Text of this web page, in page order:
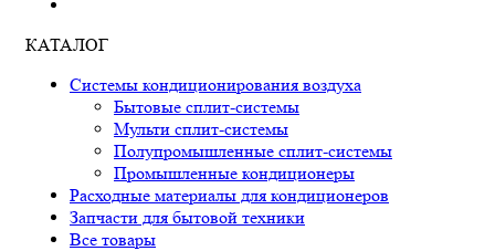
КАТАЛОГ
Системы кондиционирования воздуха
Бытовые сплит-системы
Мульти сплит-системы
Полупромышленные сплит-системы
Промышленные кондиционеры
Расходные материалы для кондиционеров
Запчасти для бытовой техники
Все товары